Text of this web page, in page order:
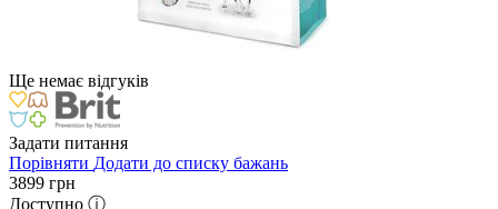
Ще немає відгуків
Задати питання
Порівняти Додати до списку бажань
3899 грн
Доступно ⓘ